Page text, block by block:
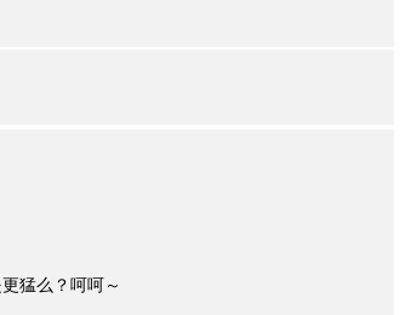
猛么？呵呵～